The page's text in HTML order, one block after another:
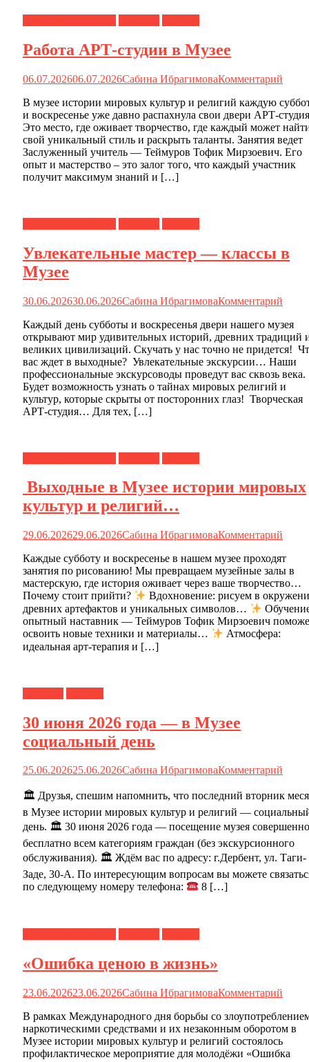
Работа АРТ-студии в Музее
06.07.202606.07.2026Сабина ИбрагимоваКомментарий
В музее истории мировых культур и религий каждую
и воскресенье уже давно распахнула свои двери АРТ-
Это место, где оживает творчество, где каждый может
свой уникальный стиль и раскрыть таланты. Занятия ведет
Заслуженный учитель — Теймуров Тофик Мирзоевич. Его
опыт и мастерство – это залог того, что каждый участник
получит максимум знаний и […]
Увлекательные мастер — классы в
Музее
30.06.202630.06.2026Сабина ИбрагимоваКомментарий
Каждый день субботы и воскресенья двери нашего музея
открывают мир удивительных историй, древних традиций
великих цивилизаций. Скучать у нас точно не придется!
вас ждет в выходные? Увлекательные экскурсии… Наши
профессиональные экскурсоводы проведут вас сквозь века.
Будет возможность узнать о тайнах мировых религий и
культур, которые скрыты от посторонних глаз! Творческая
АРТ-студия… Для тех, […]
Выходные в Музее истории мировых
культур и религий…
29.06.202629.06.2026Сабина ИбрагимоваКомментарий
Каждые субботу и воскресенье в нашем музее проходят
занятия по рисованию! Мы превращаем музейные залы в
мастерскую, где история оживает через ваше творчество…
Почему стоит прийти?
Вдохновение: рисуем в
древних артефактов и уникальных символов…
опытный наставник — Теймуров Тофик Мирзоевич
освоить новые техники и материалы…
Атмосфера:
идеальная арт-терапия и […]
30 июня 2026 года — в Музее
социальный день
25.06.202625.06.2026Сабина ИбрагимоваКомментарий
🏛 Друзья, спешим напомнить, что последний вторник
в Музее истории мировых культур и религий —
день. 🏛 30 июня 2026 года — посещение музея совершенно
бесплатно всем категориям граждан (без экскурсионного
обслуживания). 🏛 Ждём вас по адресу: г.Дербент, ул. Таги-
Заде, 30-А. По интересующим вопросам вы можете
по следующему номеру телефона:
8 […]
«Ошибка ценою в жизнь»
23.06.202623.06.2026Сабина ИбрагимоваКомментарий
В рамках Международного дня борьбы со
наркотическими средствами и их незаконным оборотом в
Музее истории мировых культур и религий состоялось
профилактическое мероприятие для молодёжи «Ошибка